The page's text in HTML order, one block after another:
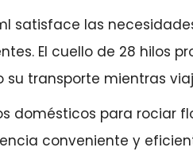
satisface las
El cuello de 28 hilos
transporte mientras
domésticos para rociar
conveniente y